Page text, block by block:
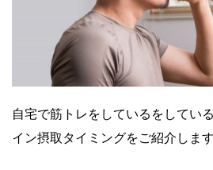
自宅で筋トレをしているをしてい
イン摂取タイミングをご紹介します